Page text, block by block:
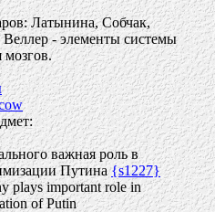
Латынина, Собчак,
Веллер - элементы системы
важная роль в
Путина{s1227}
plays important role in
of Putin